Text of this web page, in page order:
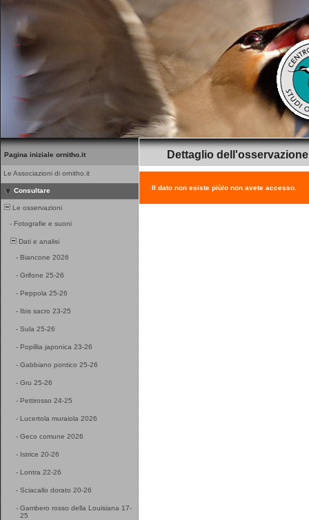
Pagina iniziale ornitho.it
Le Associazioni di ornitho.it
Consultare
Le osservazioni
- Fotografie e suoni
Dati e analisi
- Biancone 2026
- Grifone 25-26
- Peppola 25-26
- Ibis sacro 23-25
- Sula 25-26
- Popillia japonica 23-26
- Gabbiano pontico 25-26
- Gru 25-26
- Pettirosso 24-25
- Lucertola muraiola 2026
- Geco comune 2026
- Istrice 20-26
- Lontra 22-26
- Sciacallo dorato 20-26
- Gambero rosso della Louisiana 17-
25
Dettaglio dell'osservazione
Il dato non esiste più/o non avete accesso.